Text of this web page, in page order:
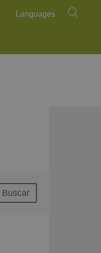
Languages Buscar
Buscar